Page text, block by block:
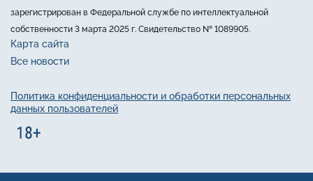
зарегистрирован в Федеральной службе по интеллектуальной
собственности 3 марта 2025 г. Свидетельство № 1089905.
Карта сайта
Все новости
Политика конфиденциальности и обработки персональных
данных пользователей